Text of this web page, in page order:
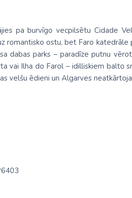
pa burvīgo vecpilsētu Cidade
romantisko ostu, bet Faro katedrāle
dabas parks – paradīze putnu
vai Ilha do Farol – idilliskiem balto
velšu ēdieni un Algarves